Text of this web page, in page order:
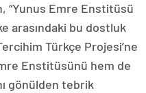
“Yunus Emre Enstitüsü
arasındaki bu dostluk
Türkçe Projesi’ne
Enstitüsünü hem de
gönülden tebrik